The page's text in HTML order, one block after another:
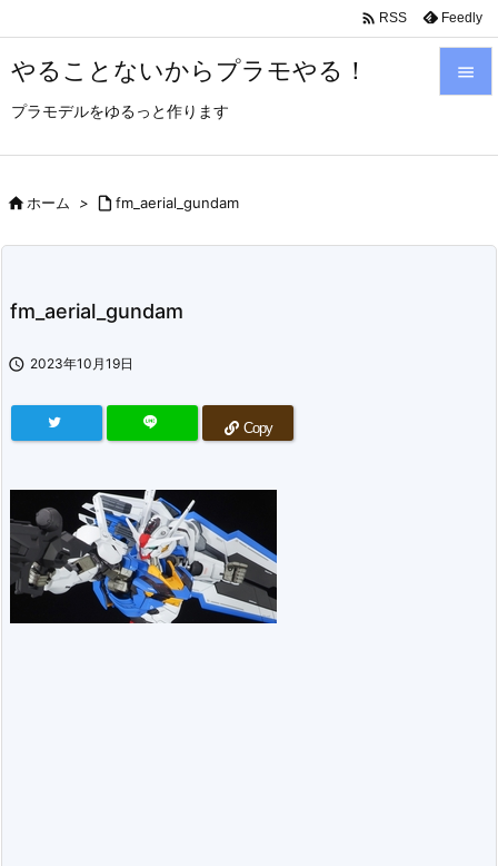
やることないからプラモやる！
プラモデルをゆるっと作ります

 RSS Feedly
ホーム >  fm_aerial_gundam
fm_aerial_gundam
 2023年10月19日
Copy